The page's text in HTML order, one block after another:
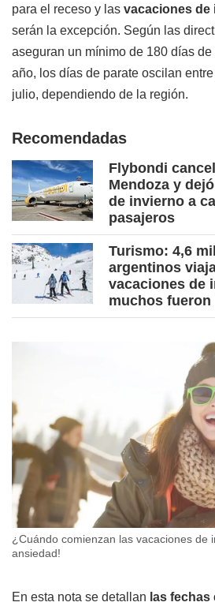
para el receso y las vacaciones de
serán la excepción. Según las
aseguran un mínimo de 180 días
año, los días de parate oscilan
julio, dependiendo de la región.
Recomendadas
Flybondi
Mendoza y
de invierno a
pasajeros
Turismo: 4,6
argentinos
vacaciones de
muchos fueron
¿Cuándo comienzan las vacaciones de
ansiedad!
En esta nota se detallan las